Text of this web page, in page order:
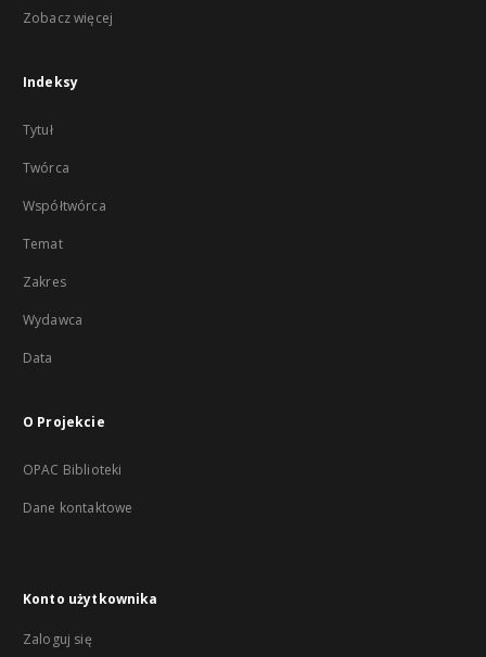
Zobacz więcej
Indeksy
Tytuł
Twórca
Współtwórca
Temat
Zakres
Wydawca
Data
O Projekcie
OPAC Biblioteki
Dane kontaktowe
Konto użytkownika
Zaloguj się